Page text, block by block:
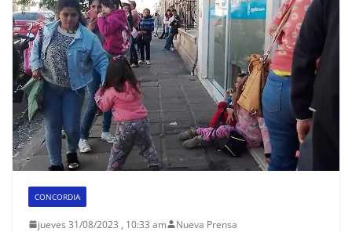
CONCORDIA
jueves 31/08/2023 , 10:33 am Nueva Prensa